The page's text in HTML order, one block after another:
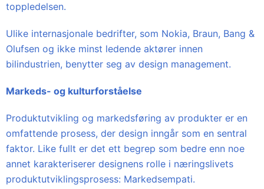
toppledelsen.
Ulike internasjonale bedrifter, som Nokia, Braun, Bang &
Olufsen og ikke minst ledende aktører innen
bilindustrien, benytter seg av design management.
Markeds- og kulturforståelse
Produktutvikling og markedsføring av produkter er en
omfattende prosess, der design inngår som en sentral
faktor. Like fullt er det ett begrep som bedre enn noe
annet karakteriserer designens rolle i næringslivets
produktutviklingsprosess: Markedsempati.